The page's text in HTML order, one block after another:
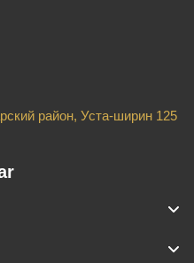
район, Уста-ширин 125